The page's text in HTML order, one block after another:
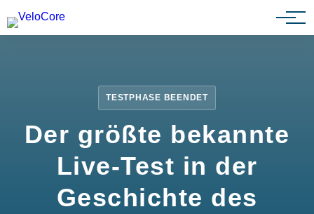
Partnerprogramm
TESTPHASE BEENDET
Der größte bekannte
Live-Test in der
Geschichte des